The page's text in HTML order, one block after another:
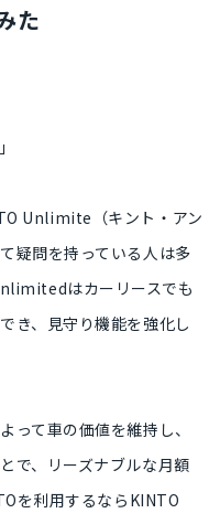
た
Unlimite（キント・アン
疑問を持っている人は多
はカーリースでも
き、
見守り機能を強化し
って車の価値を維持 し、
で、リーズナブルな月額
を利用するならKINTO